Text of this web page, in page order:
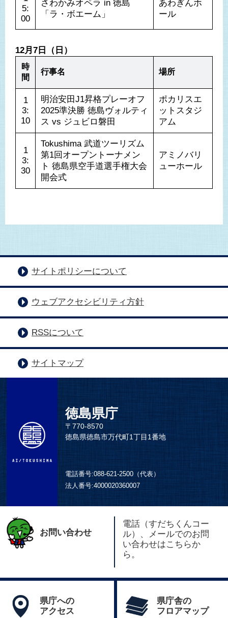
5:
00
さわかみオペラ in 徳島
「ラ・ボエーム」
あわぎんホ
ール
12月7日（日）
時
間
行事名 場所
1
3:
10
明治安田J1昇格プレーオフ
2025準決勝 徳島ヴォルティ
ス vs ジュビロ磐田
ポカリスエ
ットスタジ
アム
1
3:
30
Tokushima 武道ツーリズム
第1回オープントーナメン
ト 徳島県空手道選手権大会
開会式
アミノバリ
ューホール
サイトポリシーについて
ウェブアクセシビリティ方針
RSSについて
サイトマップ
徳島県庁
〒770-8570
徳島県徳島市万代町1丁目1番地
電話番号:088-621-2500（代表）
法人番号:4000020360007
お問い合わせ
電話（すだちくんコー
ル）、メールでのお問
い合わせはこちらか
ら。
県庁への
アクセス
県庁舎の
フロアマップ